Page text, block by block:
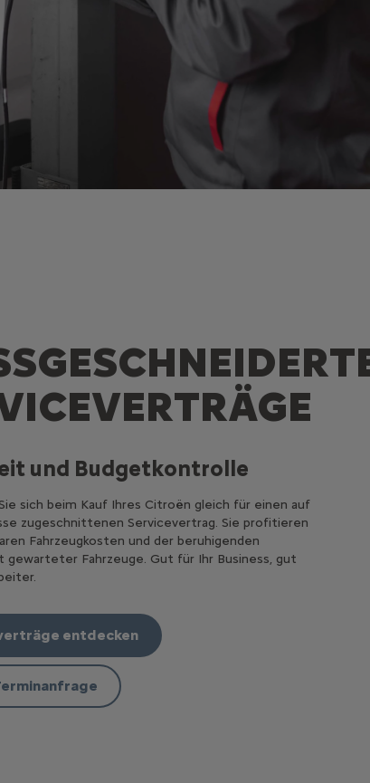
und Budgetkontrolle
sich beim Kauf Ihres Citroën gleich für einen auf
zugeschnittenen Servicevertrag. Sie profitieren
Fahrzeugkosten und der beruhigenden
gewarteter Fahrzeuge. Gut für Ihr Business, gut
entdecken